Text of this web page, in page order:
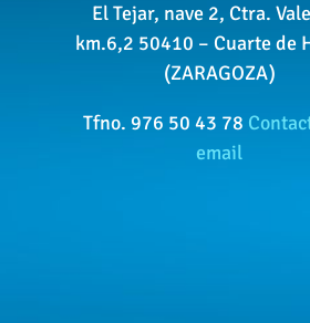
El Tejar, nave 2, Ctra.
km.6,2 50410 – Cuarte de
(ZARAGOZA)
Tfno. 976 50 43 78
email